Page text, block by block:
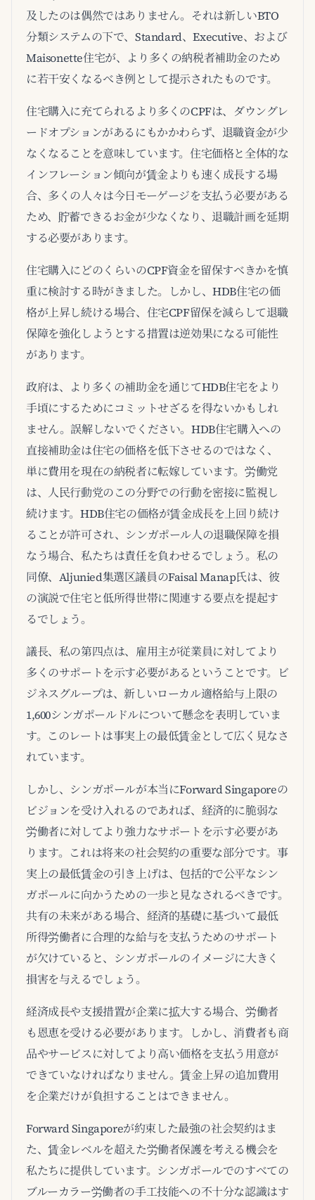
及したのは偶然ではありません。それは新しいBTO
分類システムの下で、Standard、Executive、および
Maisonette住宅が、より多くの納税者補助金のため
に若干安くなるべき例として提示されたものです。
住宅購入に充てられるより多くのCPFは、ダウングレ
ードオプションがあるにもかかわらず、退職資金が少
なくなることを意味しています。住宅価格と全体的な
インフレーション傾向が賃金よりも速く成長する場
合、多くの人々は今日モーゲージを支払う必要がある
ため、貯蓄できるお金が少なくなり、退職計画を延期
する必要があります。
住宅購入にどのくらいのCPF資金を留保すべきかを慎
重に検討する時がきました。しかし、HDB住宅の価
格が上昇し続ける場合、住宅CPF留保を減らして退職
保障を強化しようとする措置は逆効果になる可能性
があります。
政府は、より多くの補助金を通じてHDB住宅をより
手頃にするためにコミットせざるを得ないかもしれ
ません。誤解しないでください。HDB住宅購入への
直接補助金は住宅の価格を低下させるのではなく、
単に費用を現在の納税者に転嫁しています。労働党
は、人民行動党のこの分野での行動を密接に監視し
続けます。HDB住宅の価格が賃金成長を上回り続け
ることが許可され、シンガポール人の退職保障を損
なう場合、私たちは責任を負わせるでしょう。私の
同僚、Aljunied集選区議員のFaisal Manap氏は、彼
の演説で住宅と低所得世帯に関連する要点を提起す
るでしょう。
議長、私の第四点は、雇用主が従業員に対してより
多くのサポートを示す必要があるということです。ビ
ジネスグループは、新しいローカル適格給与上限の
1,600シンガポールドルについて懸念を表明していま
す。このレートは事実上の最低賃金として広く見なさ
れています。
しかし、シンガポールが本当にForward Singaporeの
ビジョンを受け入れるのであれば、経済的に脆弱な
労働者に対してより強力なサポートを示す必要があ
ります。これは将来の社会契約の重要な部分です。事
実上の最低賃金の引き上げは、包括的で公平なシン
ガポールに向かうための一歩と見なされるべきです。
共有の未来がある場合、経済的基礎に基づいて最低
所得労働者に合理的な給与を支払うためのサポート
が欠けていると、シンガポールのイメージに大きく
損害を与えるでしょう。
経済成長や支援措置が企業に拡大する場合、労働者
も恩恵を受ける必要があります。しかし、消費者も商
品やサービスに対してより高い価格を支払う用意が
できていなければなりません。賃金上昇の追加費用
を企業だけが負担することはできません。
Forward Singaporeが約束した最強の社会契約はま
た、賃金レベルを超えた労働者保護を考える機会を
私たちに提供しています。シンガポールでのすべての
ブルーカラー労働者の手工技能への不十分な認識はす